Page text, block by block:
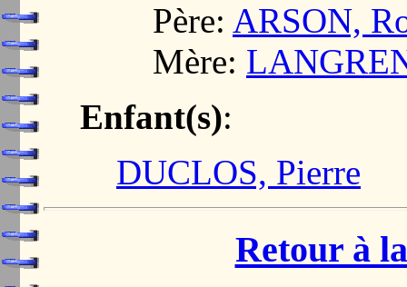
Père: ARSON,
Mère:
Enfant(s):
DUCLOS, Pierre
Retour à